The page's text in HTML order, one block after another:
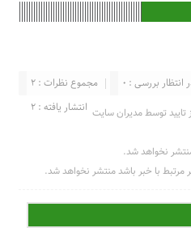
مجموع نظرات : 2
انتظار بررسی : 0
انتشار یافته : 2 توسط مدیران سایت
نخواهد شد.
مرتبط با خبر باشد منتشر نخواهد شد.